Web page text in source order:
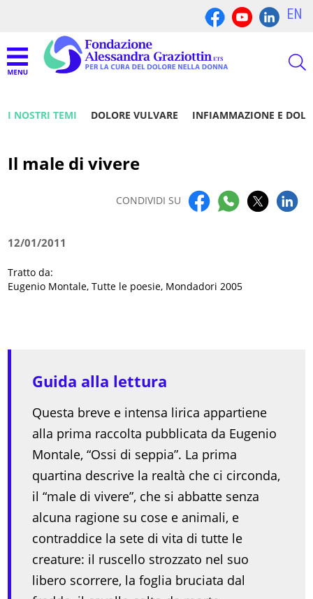
EN
I NOSTRI TEMI DOLORE VULVARE INFIAMMAZIONE E
Il male di vivere
CONDIVIDI SU
12/01/2011
Tratto da:
Eugenio Montale, Tutte le poesie, Mondadori 2005
Guida alla lettura
Questa breve e intensa lirica appartiene
alla prima raccolta pubblicata da Eugenio
Montale, “Ossi di seppia”. La prima
quartina descrive la realtà che ci circonda,
il “male di vivere”, che si abbatte senza
alcuna ragione su cose e animali, e
contraddice la sete di vita di tutte le
creature: il ruscello strozzato nel suo
libero scorrere, la foglia bruciata dal